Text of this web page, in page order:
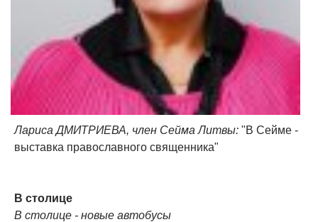
Лариса ДМИТРИЕВА, член Сейма Литвы: "В Сейме -
выставка православного священника"
В столице
В столице - новые автобусы